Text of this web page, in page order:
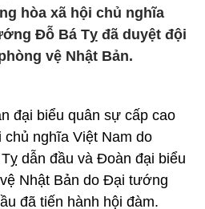
hòa xã hội chủ nghĩa
Đỗ Bá Tỵ đã duyệt đội
vệ Nhật Bản.
đại biểu quân sự cấp cao
nghĩa Việt Nam do
dẫn đầu và Đoàn đại biểu
Nhật Bản do Đại tướng
đã tiến hành hội đàm.